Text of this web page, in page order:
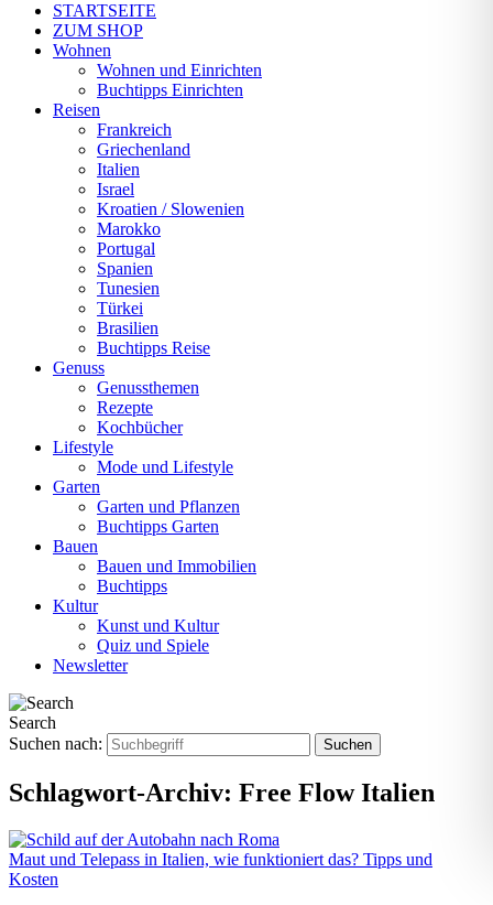
STARTSEITE
ZUM SHOP
Wohnen
Wohnen und Einrichten
Buchtipps Einrichten
Reisen
Frankreich
Griechenland
Italien
Israel
Kroatien / Slowenien
Marokko
Portugal
Spanien
Tunesien
Türkei
Brasilien
Buchtipps Reise
Genuss
Genussthemen
Rezepte
Kochbücher
Lifestyle
Mode und Lifestyle
Garten
Garten und Pflanzen
Buchtipps Garten
Bauen
Bauen und Immobilien
Buchtipps
Kultur
Kunst und Kultur
Quiz und Spiele
Newsletter
Search
Suchen nach:
Schlagwort-Archiv: Free Flow Italien
Maut und Telepass in Italien, wie funktioniert das? Tipps und
Kosten